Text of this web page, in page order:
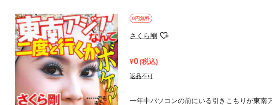
0円無料
さくら剛
0(税込)
返品不可
一年中パソコンの前にいる引きこもりが東南